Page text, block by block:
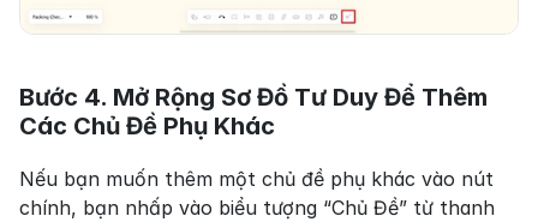
Bước 4. Mở Rộng Sơ Đồ Tư Duy Để Thêm
Các Chủ Đề Phụ Khác
Nếu bạn muốn thêm một chủ đề phụ khác vào nút
chính, bạn nhấp vào biểu tượng “Chủ Đề” từ thanh